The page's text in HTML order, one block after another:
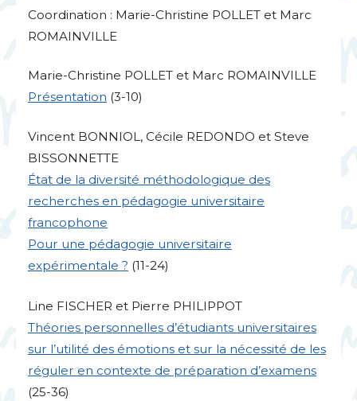
Coordination : Marie-Christine POLLET et Marc
ROMAINVILLE
Marie-Christine POLLET et Marc ROMAINVILLE
Présentation (3-10)
Vincent BONNIOL, Cécile REDONDO et Steve
BISSONNETTE
État de la diversité méthodologique des
recherches en pédagogie universitaire
francophone
Pour une pédagogie universitaire
expérimentale ? (11-24)
Line FISCHER et Pierre PHILIPPOT
Théories personnelles d’étudiants universitaires
sur l’utilité des émotions et sur la nécessité de les
réguler en contexte de préparation d’examens
(25-36)